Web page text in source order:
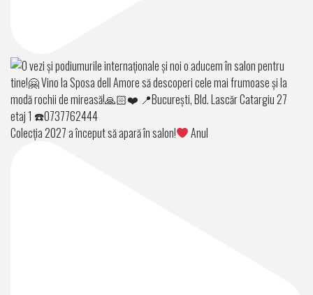
Colecția 2027 a început să apară în salon! Anul